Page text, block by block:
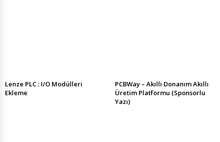
Lenze PLC : I/O Modülleri
Ekleme
PCBWay – Akıllı Donanım Akıllı
Üretim Platformu (Sponsorlu
Yazı)